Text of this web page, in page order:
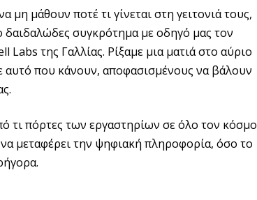
μη μάθουν ποτέ τι γίνεται στη γειτονιά τους,
δαιδαλώδες συγκρότημα με οδηγό μας τον
της Γαλλίας. Ρίξαμε μια ματιά στο αύριο
που κάνουν, αποφασισμένους να βάλουν
τι πόρτες των εργαστηρίων σε όλο τον κόσμο
μεταφέρει την ψηφιακή πληροφορία, όσο το